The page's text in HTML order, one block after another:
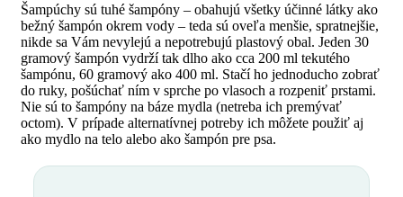
Šampúchy sú tuhé šampóny – obahujú všetky účinné látky ako
bežný šampón okrem vody – teda sú oveľa menšie, spratnejšie,
nikde sa Vám nevylejú a nepotrebujú plastový obal. Jeden 30
gramový šampón vydrží tak dlho ako cca 200 ml tekutého
šampónu, 60 gramový ako 400 ml. Stačí ho jednoducho zobrať
do ruky, pošúchať ním v sprche po vlasoch a rozpeniť prstami.
Nie sú to šampóny na báze mydla (netreba ich premývať
octom). V prípade alternatívnej potreby ich môžete použiť aj
ako mydlo na telo alebo ako šampón pre psa.